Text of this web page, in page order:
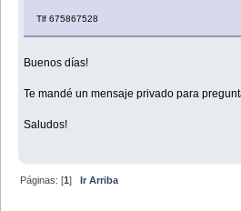
Tlf 675867528
Buenos días!
Te mandé un mensaje privado para
Saludos!
Páginas: [1]
Ir Arriba